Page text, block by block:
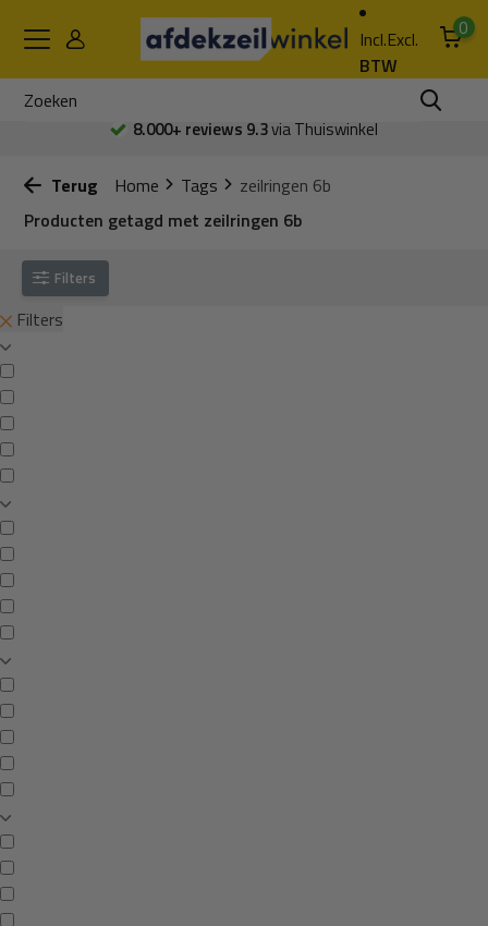
Incl.Excl.
BTW
0
8.000+ reviews 9.3via Thuiswinkel
Terug Home Tags
zeilringen 6b
Producten getagd met zeilringen 6b
Filters
Filters